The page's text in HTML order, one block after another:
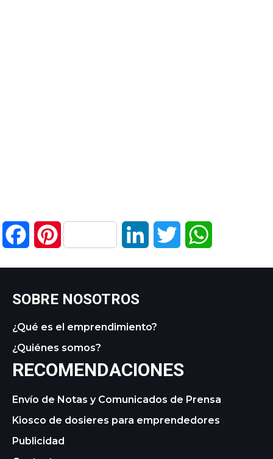
FacebookPinterest LinkedIn Twitter
SOBRE NOSOTROS
¿Qué es el emprendimiento?
¿Quiénes somos?
RECOMENDACIONES
Envío de Notas y Comunicados de Prensa
Kiosco de dosieres para emprendedores
Publicidad